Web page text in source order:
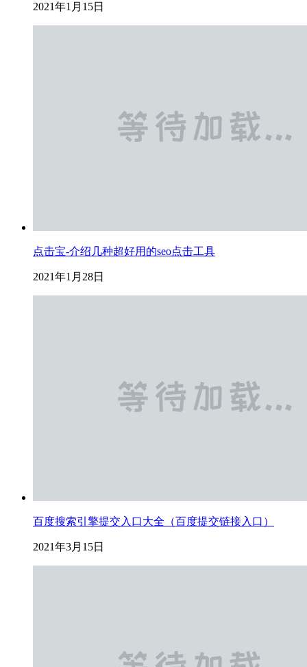
2021年1月15日
点击宝-介绍几种超好用的seo点击工具
2021年1月28日
百度搜索引擎提交入口大全（百度提交链接入口）
2021年3月15日